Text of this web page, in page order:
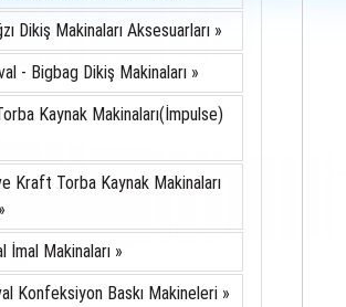
Dikiş Makinaları Aksesuarları »
- Bigbag Dikiş Makinaları »
Kaynak Makinaları(İmpulse)
Kraft Torba Kaynak Makinaları
İmal Makinaları »
Konfeksiyon Baskı Makineleri »